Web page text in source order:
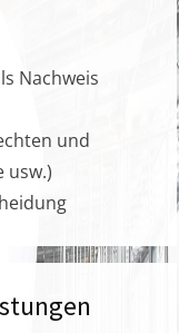
Nachweis
und
usw.)